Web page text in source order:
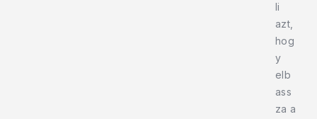
li
azt,
hog
y
elb
ass
za a